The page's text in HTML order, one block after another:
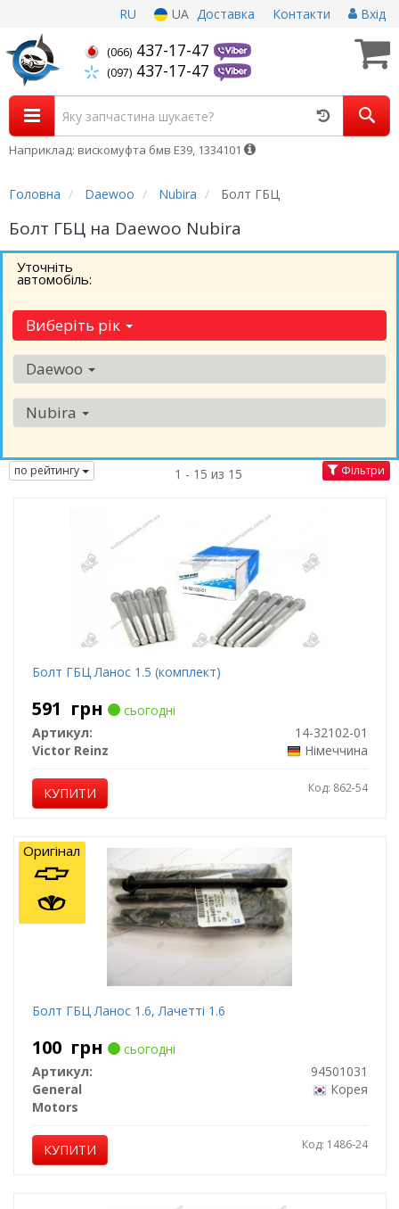
RU UA Доставка Контакти Вхід
(066) 437-17-47
(097) 437-17-47
Наприклад: вискомуфта бмв Е39, 1334101
Головна Daewoo Nubira Болт ГБЦ
Болт ГБЦ на Daewoo Nubira
Уточніть
автомобіль:
Виберіть рік
Daewoo
Nubira
по рейтингу 1 - 15 из 15 Фільтри
Болт ГБЦ Ланос 1.5 (комплект)
591 грн
сьогодні
Артикул:
14-32102-01
Victor Reinz
Німеччина
КУПИТИ Код: 862-54
Болт ГБЦ Ланос 1.6, Лачетті 1.6
100 грн
сьогодні
Артикул:
94501031
General
Motors
Корея
КУПИТИ Код: 1486-24
Оригінал